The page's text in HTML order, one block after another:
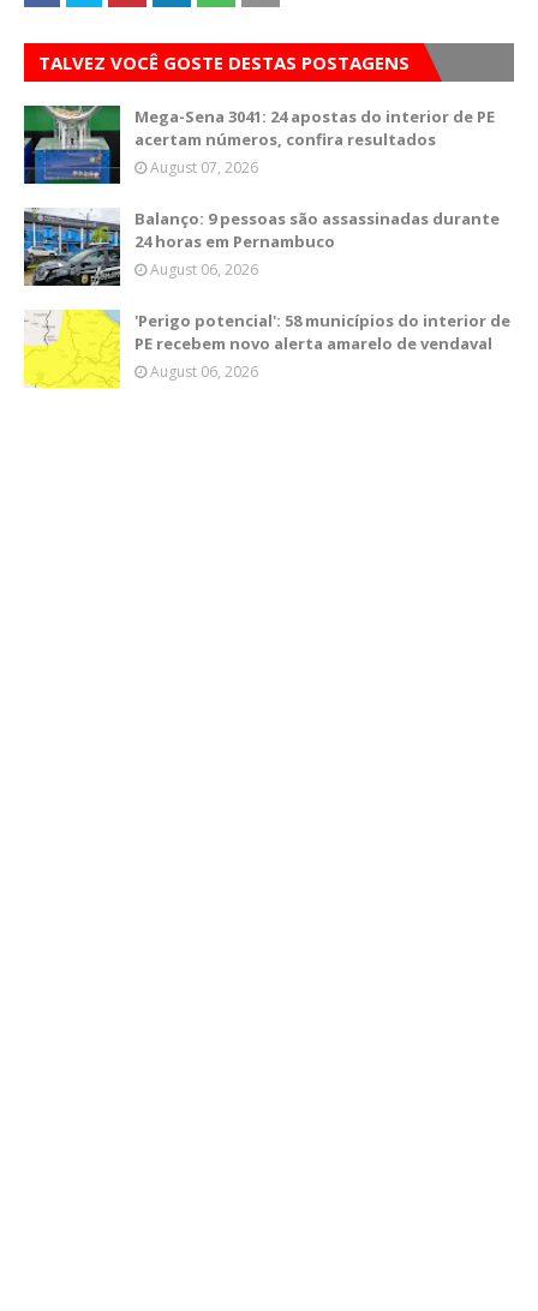
TALVEZ VOCÊ GOSTE DESTAS POSTAGENS
Mega-Sena 3041: 24 apostas do interior de PE
acertam números, confira resultados
August 07, 2026
Balanço: 9 pessoas são assassinadas durante
24 horas em Pernambuco
August 06, 2026
'Perigo potencial': 58 municípios do interior de
PE recebem novo alerta amarelo de vendaval
August 06, 2026